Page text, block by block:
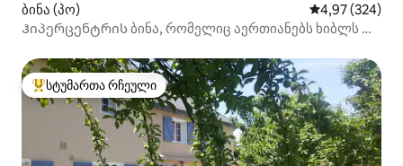
ბინა (პო) საშუალო
4,97 (324)
Ჰიპერცენტრის ბინა, რომელიც აერთიანებს ხიბლს და
სტუმართა რჩეული მოწინავე ვარიანტი
სტუმართა რჩეული